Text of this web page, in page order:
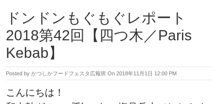
ドンドンもぐもぐレポート
2018第42回【四つ木／Paris
Kebab】
Posted by かつしかフードフェスタ広報班 On 2018年11月1日 12:00 PM
こんにちは！